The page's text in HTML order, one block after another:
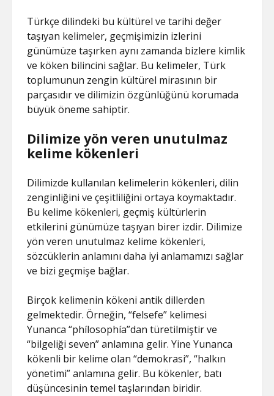
Türkçe dilindeki bu kültürel ve tarihi değer
taşıyan kelimeler, geçmişimizin izlerini
günümüze taşırken aynı zamanda bizlere kimlik
ve köken bilincini sağlar. Bu kelimeler, Türk
toplumunun zengin kültürel mirasının bir
parçasıdır ve dilimizin özgünlüğünü korumada
büyük öneme sahiptir.
Dilimize yön veren unutulmaz
kelime kökenleri
Dilimizde kullanılan kelimelerin kökenleri, dilin
zenginliğini ve çeşitliliğini ortaya koymaktadır.
Bu kelime kökenleri, geçmiş kültürlerin
etkilerini günümüze taşıyan birer izdir. Dilimize
yön veren unutulmaz kelime kökenleri,
sözcüklerin anlamını daha iyi anlamamızı sağlar
ve bizi geçmişe bağlar.
Birçok kelimenin kökeni antik dillerden
gelmektedir. Örneğin, “felsefe” kelimesi
Yunanca “phílosophía”dan türetilmiştir ve
“bilgeliği seven” anlamına gelir. Yine Yunanca
kökenli bir kelime olan “demokrasi”, “halkın
yönetimi” anlamına gelir. Bu kökenler, batı
düşüncesinin temel taşlarından biridir.